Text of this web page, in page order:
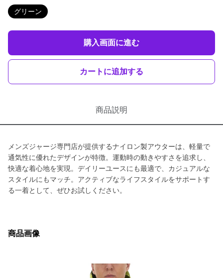
グリーン
購入画面に進む
カートに追加する
商品説明
メンズジャージ専門店が提供するナイロン製アウターは、軽量で
通気性に優れたデザインが特徴。運動時の動きやすさを追求し、
快適な着心地を実現。デイリーユースにも最適で、カジュアルな
スタイルにもマッチ。アクティブなライフスタイルをサポートす
る一着として、ぜひお試しください。
商品画像